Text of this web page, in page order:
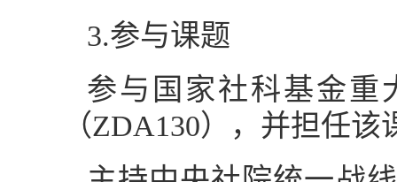
3.参与课题
参与国家社科基金重
（ZDA130），并担任